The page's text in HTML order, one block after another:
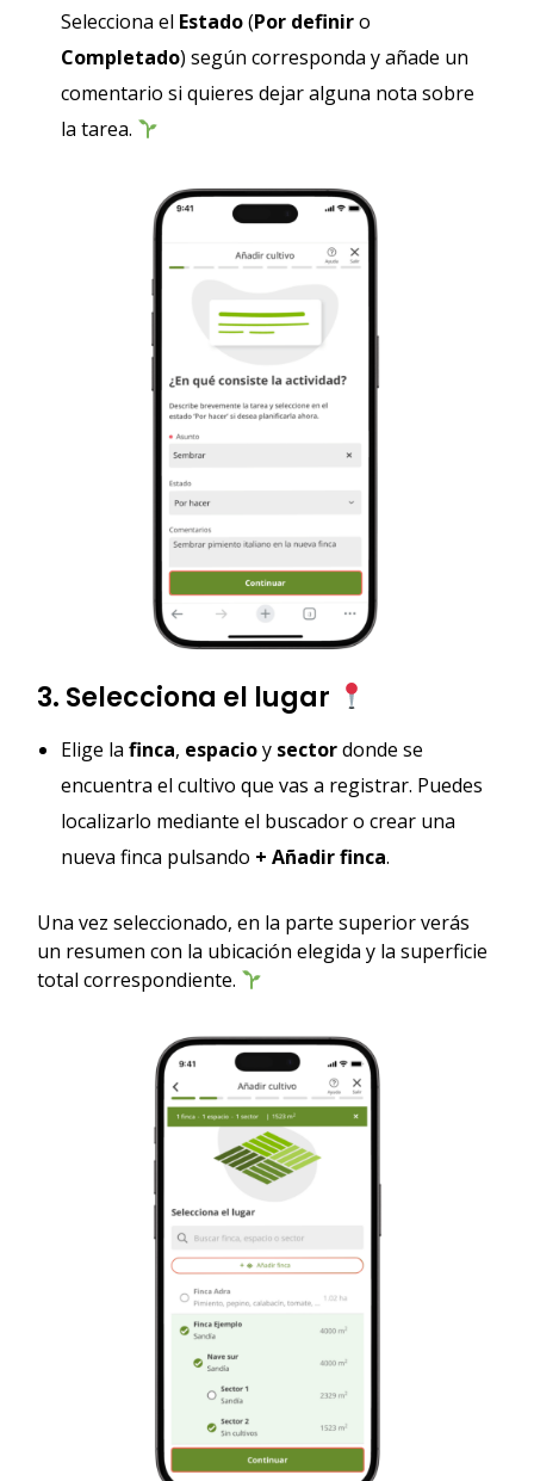
Selecciona el Estado(Por definiro
Completado) según corresponda y añade un
comentario si quieres dejar alguna nota sobre
la tarea.
3. Selecciona el lugar
Elige la finca, espacioy sectordonde se
encuentra el cultivo que vas a registrar. Puedes
localizarlo mediante el buscador o crear una
nueva finca pulsando + Añadir finca.
Una vez seleccionado, en la parte superior verás
un resumen con la ubicación elegida y la superficie
total correspondiente.